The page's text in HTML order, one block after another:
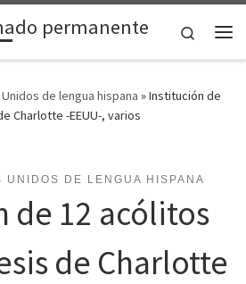
permanente
Search
de lengua hispana »Institución de
Charlotte -EEUU-, varios
UNIDOS DE LENGUA HISPANA
de 12 acólitos
de Charlotte